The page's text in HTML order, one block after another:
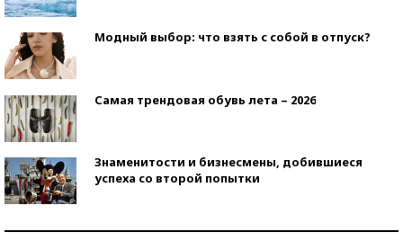
Модный выбор: что взять с собой в отпуск?
Самая трендовая обувь лета – 2026
Знаменитости и бизнесмены, добившиеся
успеха со второй попытки